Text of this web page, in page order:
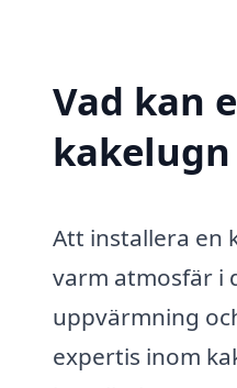
Vad kan
Att installera en
varm atmosfär i
uppvärmning
expertis inom